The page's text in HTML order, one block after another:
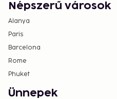
Népszerű városok
Alanya
Paris
Barcelona
Rome
Phuket
Ünnepek